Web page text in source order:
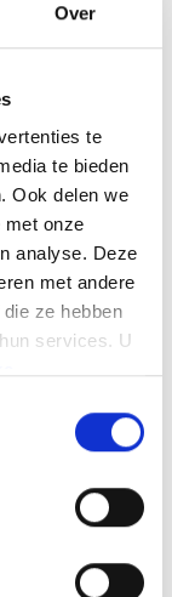
Over
te
te bieden
Ook delen we
met onze
analyse. Deze
met andere
ze hebben
services. U
op een
dan het
voeten op de
is
dan 3 jaar
tweewielige
echter wel
geschikt
is in de
tussen
zijn op
en enkel op
vanaf 8 jaar